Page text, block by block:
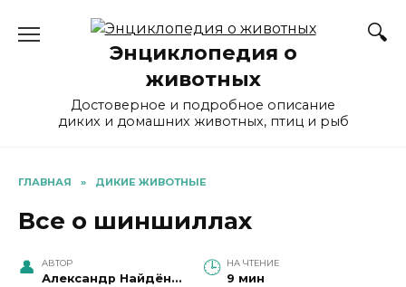
Энциклопедия о
животных
Достоверное и подробное описание
диких и домашних животных, птиц и рыб
ГЛАВНАЯ » ДИКИЕ ЖИВОТНЫЕ
Все о шиншиллах
АВТОР
Александр Найдёнов
НА ЧТЕНИЕ
9 мин